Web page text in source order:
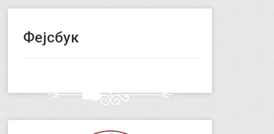
Фејсбук